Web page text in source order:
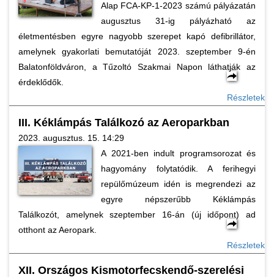
Alap FCA-KP-1-2023 számú pályázatán
augusztus 31-ig pályázható az
életmentésben egyre nagyobb szerepet kapó defibrillátor,
amelynek gyakorlati bemutatóját 2023. szeptember 9-én
Balatonföldváron, a Tűzoltó Szakmai Napon láthatják az
érdeklődők.
Részletek
III. Kéklámpás Találkozó az Aeroparkban
2023. augusztus. 15. 14:29
A 2021-ben indult programsorozat és
hagyomány folytatódik. A ferihegyi
repülőmúzeum idén is megrendezi az
egyre népszerűbb Kéklámpás
Találkozót, amelynek szeptember 16-án (új időpont) ad
otthont az Aeropark.
Részletek
XII. Országos Kismotorfecskendő-szerelési